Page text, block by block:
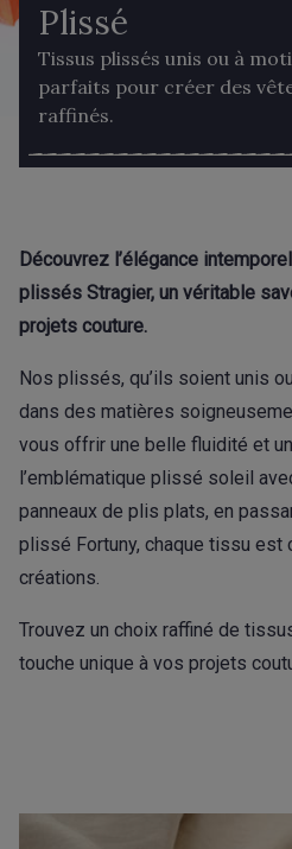
Plissé
Tissus plissés unis ou à
parfaits pour créer des
raffinés.
Découvrez l’élégance
plissés Stragier, un véritable
projets couture.
Nos plissés, qu’ils soient unis
dans des matières
vous offrir une belle fluidité et
l’emblématique plissé soleil
panneaux de plis plats, en
plissé Fortuny, chaque tissu est
créations.
Trouvez un choix raffiné de
touche unique à vos projets